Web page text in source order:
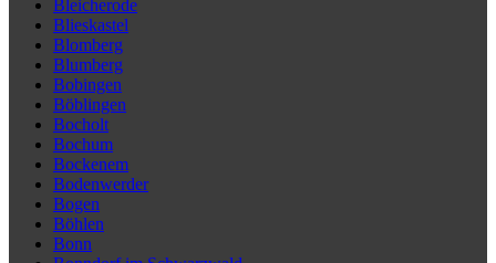
Bleicherode
Blieskastel
Blomberg
Blumberg
Bobingen
Böblingen
Bocholt
Bochum
Bockenem
Bodenwerder
Bogen
Böhlen
Bonn